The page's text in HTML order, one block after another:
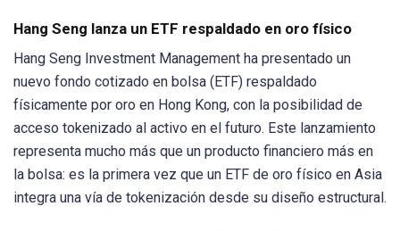
Hang Seng lanza un ETF respaldado en oro físico
Hang Seng Investment Management ha presentado un
nuevo fondo cotizado en bolsa (ETF) respaldado
físicamente por oro en Hong Kong, con la posibilidad de
acceso tokenizado al activo en el futuro. Este lanzamiento
representa mucho más que un producto financiero más en
la bolsa: es la primera vez que un ETF de oro físico en Asia
integra una vía de tokenización desde su diseño estructural.